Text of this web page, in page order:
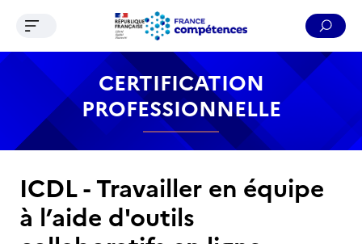
Contenu Recherche Menu Pied de page
Ouvrir le menu de navigation
CERTIFICATION
PROFESSIONNELLE
ICDL - Travailler en équipe
à l’aide d'outils